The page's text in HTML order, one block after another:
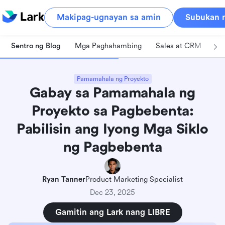
Makipag-ugnayan sa amin Subukan
Sentro ng Blog Mga Paghahambing Sales at CRM
Pamamahala ng Proyekto
Gabay sa Pamamahala ng
Proyekto sa Pagbebenta:
Pabilisin ang Iyong Mga Siklo
ng Pagbebenta
Ryan TannerProduct Marketing Specialist
Dec 23, 2025
Gamitin ang Lark nang LIBRE